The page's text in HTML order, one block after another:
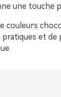
une touche
couleurs
pratiques et